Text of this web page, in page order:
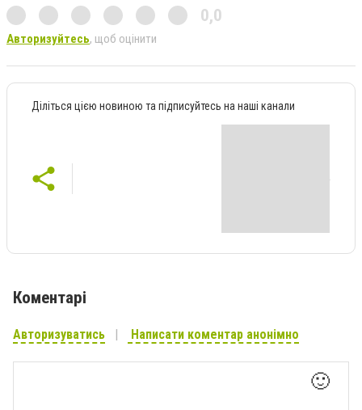
0,0
Авторизуйтесь, щоб оцінити
Діліться цією новиною та підписуйтесь на наші канали
Коментарі
Авторизуватись Написати коментар анонімно
🙂